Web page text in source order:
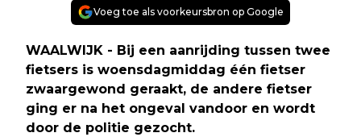
Voeg toe als voorkeursbron op Google
WAALWIJK - Bij een aanrijding tussen twee
fietsers is woensdagmiddag één fietser
zwaargewond geraakt, de andere fietser
ging er na het ongeval vandoor en wordt
door de politie gezocht.